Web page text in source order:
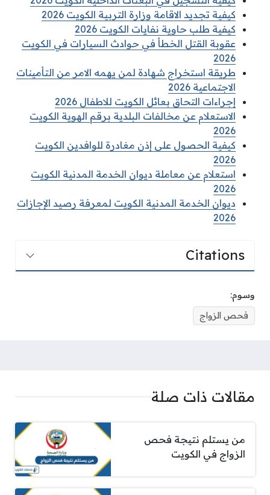
كيفية تجديد الاقامة وزارة التربية الكويت 2026
كيفية طلب حاوية نفايات الكويت 2026
عقوبة القتل الخطأ في حوادث السيارات في الكويت
2026
طريقة استخراج شهادة لمن يهمه الامر من التأمينات
الاجتماعية 2026
إجراءات التحاق بعائل الكويت للاطفال 2026
الاستعلام عن مخالفات البلدية برقم الهوية الكويت
2026
كيفية الحصول على إذن مغادرة للوافدين الكويت
2026
استعلام عن معاملة ديوان الخدمة المدنية الكويت
2026
ديوان الخدمة المدنية الكويت لمعرفة رصيد الإجازات
2026
Citations
وسوم:
فحص الزواج
مقالات ذات صلة
من يستلم نتيجة فحص
الزواج في الكويت